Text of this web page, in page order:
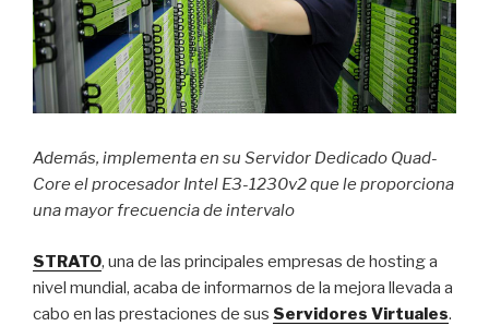
Además, implementa en su Servidor Dedicado Quad-
Core el procesador Intel E3-1230v2 que le proporciona
una mayor frecuencia de intervalo
STRATO, una de las principales empresas de hosting a
nivel mundial, acaba de informarnos de la mejora llevada a
cabo en las prestaciones de sus Servidores Virtuales.